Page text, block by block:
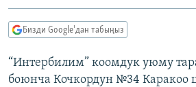
ДАНИСТЕ
Русский
Бизди Google'дан табыңыз
“Интербилим” коомдук уюму
боюнча Кочкордун №34 Каракоо